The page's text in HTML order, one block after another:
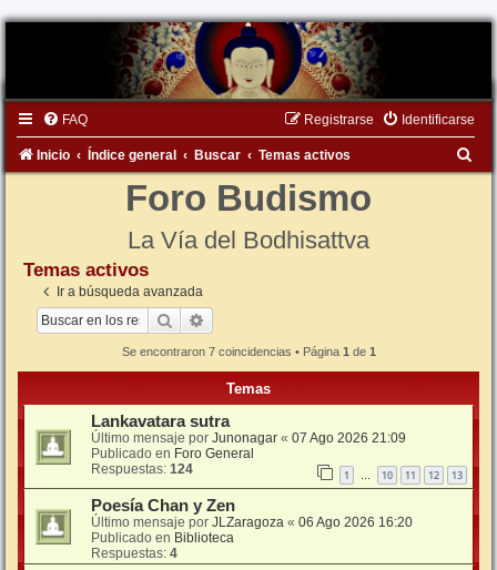
FAQ Identificarse
Registrarse
Inicio Índice general Buscar Temas activos
Foro Budismo
La Vía del Bodhisattva
Temas activos
Ir a búsqueda avanzada
Buscar
Se encontraron 7 coincidencias • Página 1 de 1
Temas
Lankavatara sutra
Último mensaje por Junonagar « 07 Ago 2026 21:09
Publicado en Foro General
Respuestas: 124 1 10 11 12 13
Poesía Chan y Zen
Último mensaje por JLZaragoza « 06 Ago 2026 16:20
Publicado en Biblioteca
Respuestas: 4